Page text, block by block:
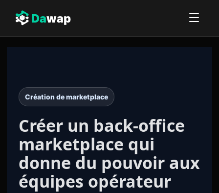
Dawap
Création de marketplace
Créer un back-office
marketplace qui
donne du pouvoir aux
équipes opérateur